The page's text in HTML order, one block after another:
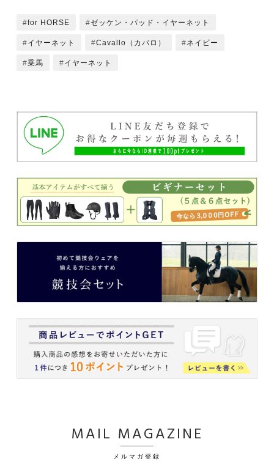
for HORSE ゼッケン・パッド・イヤーネット
イヤーネット Cavallo（カバロ） ネイビー
乗馬 イヤーネット
MAIL MAGAZINE
メルマガ登録